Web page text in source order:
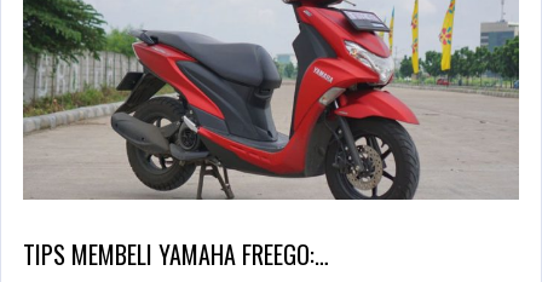
TIPS MEMBELI YAMAHA FREEGO:…